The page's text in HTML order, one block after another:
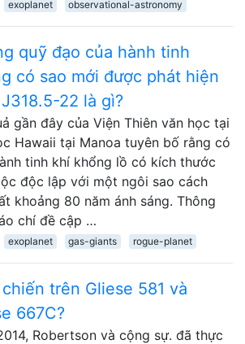
exoplanet observational-astronomy
quỹ đạo của hành tinh
có sao mới được phát hiện
J318.5-22 là gì?
gần đây của Viện Thiên văn học tại
Hawaii tại Manoa tuyên bố rằng có
tinh khí khổng lồ có kích thước
độc lập với một ngôi sao cách
khoảng 80 năm ánh sáng. Thông
chí đề cập …
exoplanet gas-giants rogue-planet
trên Gliese 581 và
667C?
Robertson và cộng sự. đã thực